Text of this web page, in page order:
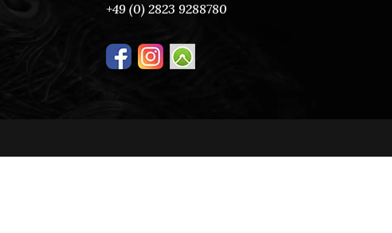
+49 (0) 2823 9288780